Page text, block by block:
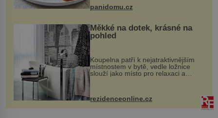
panidomu.cz
Měkké na dotek, krásné na
pohled
Koupelna patří k nejatraktivnějším
místnostem v bytě, vedle ložnice
slouží jako místo pro relaxaci a
odpočinek. Koupelnový textil –
ručníky, osušky a koberečky –
mohou jako mávnutím kouzelného
proutku...
rezidenceonline.cz